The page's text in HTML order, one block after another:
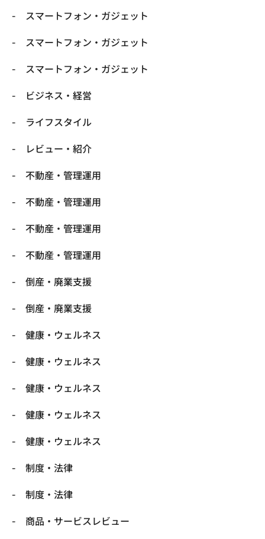
スマートフォン・ガジェット
スマートフォン・ガジェット
スマートフォン・ガジェット
ビジネス・経営
ライフスタイル
レビュー・紹介
不動産・管理運用
不動産・管理運用
不動産・管理運用
不動産・管理運用
倒産・廃業支援
倒産・廃業支援
健康・ウェルネス
健康・ウェルネス
健康・ウェルネス
健康・ウェルネス
健康・ウェルネス
制度・法律
制度・法律
商品・サービスレビュー